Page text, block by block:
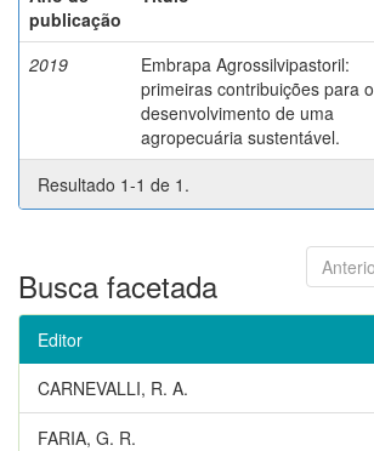
publicação
2019
Embrapa Agrossilvipastoril:
primeiras contribuições para o
desenvolvimento de uma
agropecuária sustentável.
Resultado 1-1 de 1.
Busca facetada
Editor
CARNEVALLI, R. A.
FARIA, G. R.